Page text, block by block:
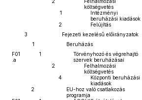
költségvetés
1
Intézményi
beruházási kiadások
2
Felújítás
3
Fejezeti kezelésű előirányzatok
1
Beruházás
F01
.a
1
Törvényhozó és végrehajtó
szervek beruházásai
2
Felhalmozási
költségvetés
4
Központi beruházási
kiadások
2
EU-hoz való csatlakozás
programja